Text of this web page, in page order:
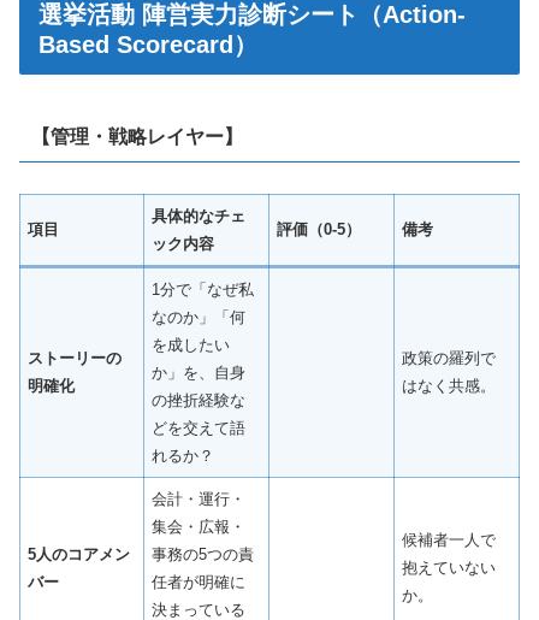
選挙活動 陣営実力診断シート（Action-
Based Scorecard）
【管理・戦略レイヤー】
項目
具体的なチェ
ック内容
評価（0-5） 備考
ストーリーの
明確化
1分で「なぜ私
なのか」「何
を成したい
か」を、自身
の挫折経験な
どを交えて語
れるか？
政策の羅列で
はなく共感。
5人のコアメン
バー
会計・運行・
集会・広報・
事務の5つの責
任者が明確に
決まっている
候補者一人で
抱えていない
か。